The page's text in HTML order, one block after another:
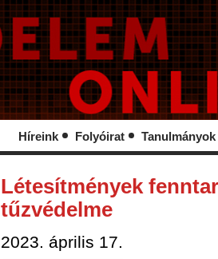
Híreink Folyóirat Tanulmányok
Létesítmények
tűzvédelme
2023. április 17.